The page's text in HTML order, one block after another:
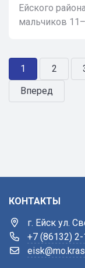
Ейского
мальчиков
1 2
Вперед
КОНТАКТЫ
г. Ейск ул.
+7 (86132)